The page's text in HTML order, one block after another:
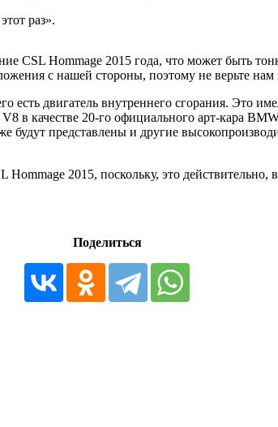
раз».
CSL Hommage 2015 года, что может быть
с нашей стороны, поэтому не верьте нам
есть двигатель внутреннего сгорания. Это
в качестве 20-го официального арт-кара
представлены и другие
2015, поскольку, это
Поделиться